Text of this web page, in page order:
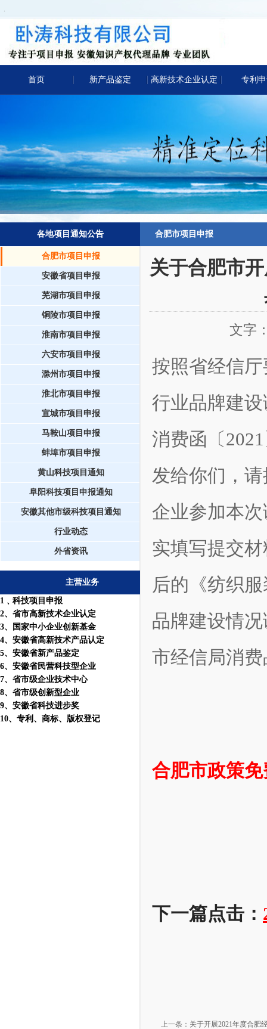
.
首页 新产品鉴定 高新技术企业认定 专利
各地项目通知公告
合肥市项目申报
安徽省项目申报
芜湖市项目申报
铜陵市项目申报
淮南市项目申报
六安市项目申报
滁州市项目申报
淮北市项目申报
宣城市项目申报
马鞍山项目申报
蚌埠市项目申报
黄山科技项目通知
阜阳科技项目申报通知
安徽其他市级科技项目通知
行业动态
外省资讯
主营业务
1 ﹑科技项目申报
2、省市高新技术企业认定
3、国家中小企业创新基金
4、安徽省高新技术产品认定
5、安徽省新产品鉴定
6、安徽省民营科技型企业
7、省市级企业技术中心
8、省市级创新型企业
9、安徽省科技进步奖
10、 专利 、 商标、 版权登记
合肥市项目申报
关于合肥市
文字
按照省经信
行业品牌建
消费函〔 2021
发给你们，
企业参加本
实填写提交
后的《纺织
品牌建设情
市经信局消
合肥市政策
下一篇点击：
上一条： 关于开展2021年度合肥